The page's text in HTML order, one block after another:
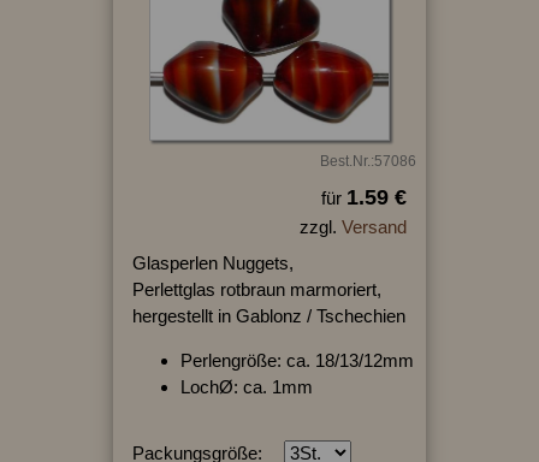
Best.Nr.:57086
für 1.59 €
zzgl. Versand
Glasperlen Nuggets,
Perlettglas rotbraun marmoriert,
hergestellt in Gablonz / Tschechien
Perlengröße: ca. 18/13/12mm
LochØ: ca. 1mm
Packungsgröße: